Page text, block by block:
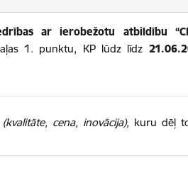
ar ierobežotu atbildību
1. punktu, KP lūdz līdz
(kvalitāte, cena, inovācija), kuru dēļ